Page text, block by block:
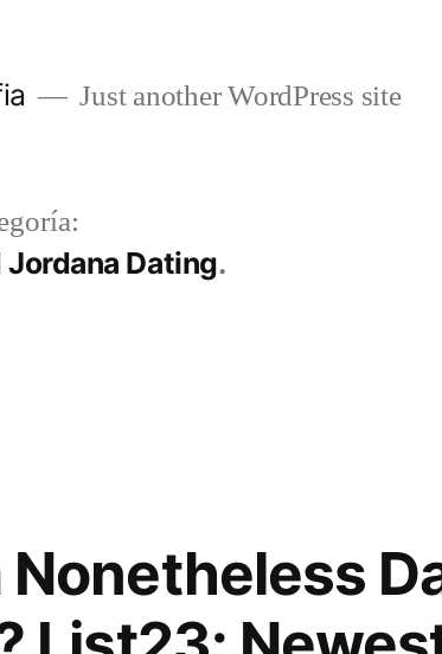
Just another WordPress site
Jordana Dating
Nonetheless